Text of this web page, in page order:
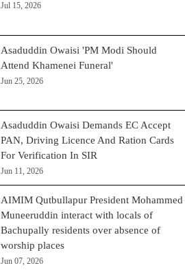
Jul 15, 2026
Asaduddin Owaisi 'PM Modi Should
Attend Khamenei Funeral'
Jun 25, 2026
Asaduddin Owaisi Demands EC Accept
PAN, Driving Licence And Ration Cards
For Verification In SIR
Jun 11, 2026
AIMIM Qutbullapur President Mohammed
Muneeruddin interact with locals of
Bachupally residents over absence of
worship places
Jun 07, 2026